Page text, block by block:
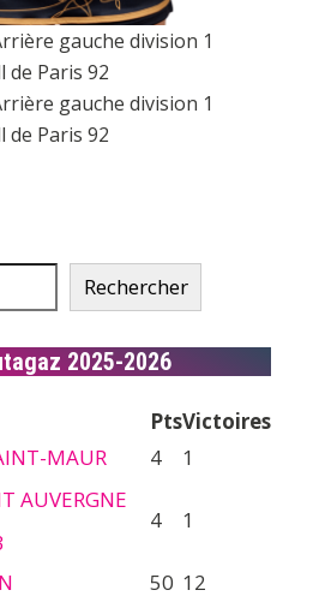
gauche division 1
de Paris 92
gauche division 1
de Paris 92
Rechercher
2025-2026
PtsVictoires
MAUR 4 1
AUVERGNE
4 1
50 12